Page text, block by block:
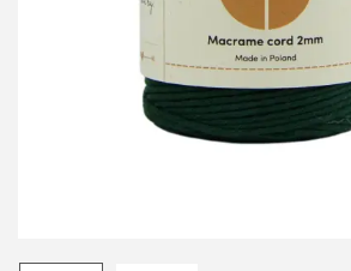
t
i
o
t